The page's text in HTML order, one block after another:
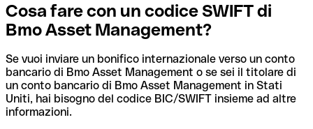
Cosa fare con un codice SWIFT di
Bmo Asset Management?
Se vuoi inviare un bonifico internazionale verso un conto
bancario di Bmo Asset Management o se sei il titolare di
un conto bancario di Bmo Asset Management in Stati
Uniti, hai bisogno del codice BIC/SWIFT insieme ad altre
informazioni.